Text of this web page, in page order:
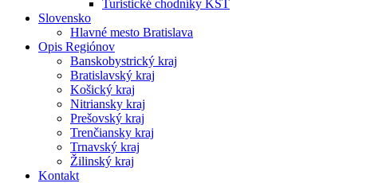
Turistické chodníky KST
Slovensko
Hlavné mesto Bratislava
Opis Regiónov
Banskobystrický kraj
Bratislavský kraj
Košický kraj
Nitriansky kraj
Prešovský kraj
Trenčiansky kraj
Trnavský kraj
Žilinský kraj
Kontakt